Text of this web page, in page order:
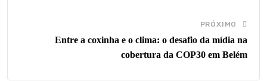
PRÓXIMO
Entre a coxinha e o clima: o desafio da mídia na
cobertura da COP30 em Belém